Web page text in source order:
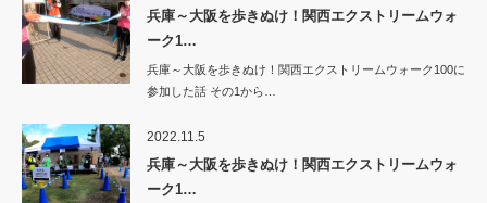
兵庫～大阪を歩きぬけ！関西エクストリームウォ
ーク1…
兵庫～大阪を歩きぬけ！関西エクストリームウォーク100に
参加した話 その1から…
2022.11.5
兵庫～大阪を歩きぬけ！関西エクストリームウォ
ーク1…